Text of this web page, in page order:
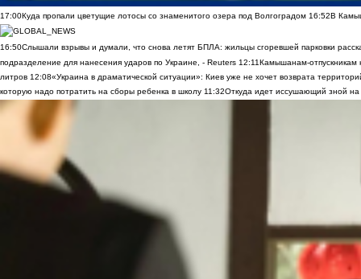
17:00Куда пропали цветущие лотосы со знаменитого озера под Волгоградом 16:52В
16:50Слышали взрывы и думали, что снова летят БПЛА: жильцы сгоревшей парковки
подразделение для нанесения ударов по Украине, - Reuters 12:11Камышанам-отпускникам
литров 12:08«Украина в драматической ситуации»: Киев уже не хочет возврата
которую надо потратить на сборы ребенка в школу 11:32Откуда идет иссушающий зной